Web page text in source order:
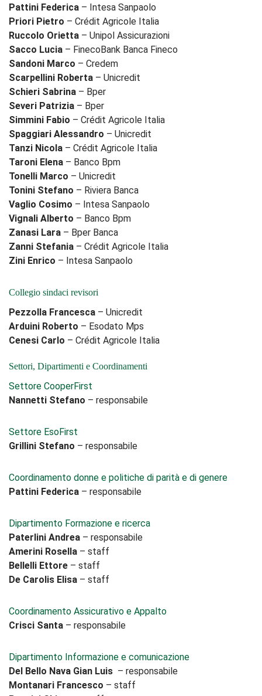
Pattini Federica – Intesa Sanpaolo
Priori Pietro – Crédit Agricole Italia
Ruccolo Orietta – Unipol Assicurazioni
Sacco Lucia – FinecoBank Banca Fineco
Sandoni Marco – Credem
Scarpellini Roberta – Unicredit
Schieri Sabrina – Bper
Severi Patrizia – Bper
Simmini Fabio – Crédit Agricole Italia
Spaggiari Alessandro – Unicredit
Tanzi Nicola – Crédit Agricole Italia
Taroni Elena – Banco Bpm
Tonelli Marco – Unicredit
Tonini Stefano – Riviera Banca
Vaglio Cosimo – Intesa Sanpaolo
Vignali Alberto – Banco Bpm
Zanasi Lara – Bper Banca
Zanni Stefania – Crédit Agricole Italia
Zini Enrico – Intesa Sanpaolo
Collegio sindaci revisori
Pezzolla Francesca – Unicredit
Arduini Roberto – Esodato Mps
Cenesi Carlo – Crédit Agricole Italia
Settori, Dipartimenti e Coordinamenti
Settore CooperFirst
Nannetti Stefano – responsabile
Settore EsoFirst
Grillini Stefano – responsabile
Coordinamento donne e politiche di parità e di genere
Pattini Federica – responsabile
Dipartimento Formazione e ricerca
Paterlini Andrea – responsabile
Amerini Rosella – staff
Bellelli Ettore – staff
De Carolis Elisa – staff
Coordinamento Assicurativo e Appalto
Crisci Santa – responsabile
Dipartimento Informazione e comunicazione
Del Bello Nava Gian Luis – responsabile
Montanari Francesco – staff